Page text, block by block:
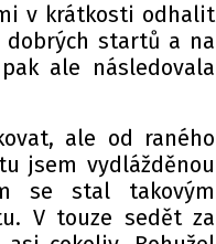
v krátkosti odhalit
dobrých startů a na
ale následovala
ale od raného
jsem vydlážděnou
se stal takovým
V touze sedět za